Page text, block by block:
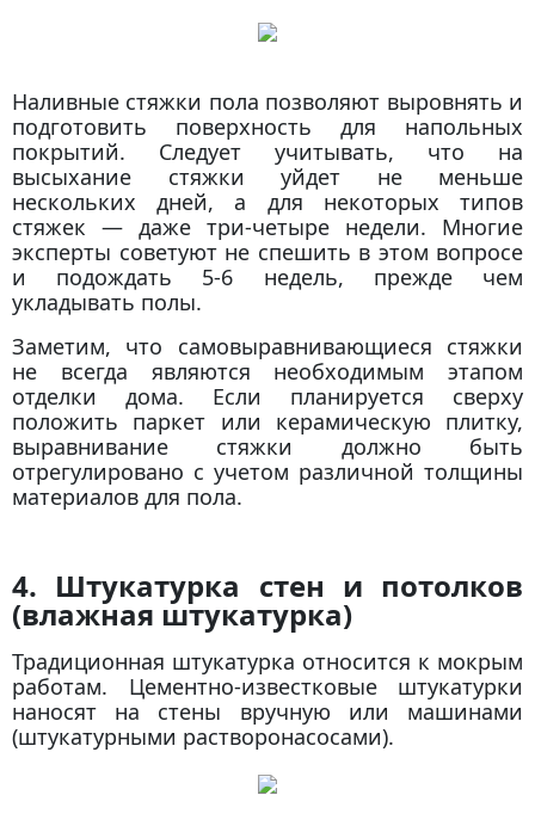
Наливные стяжки пола позволяют выровнять и
подготовить поверхность для напольных
покрытий. Следует учитывать, что на
высыхание стяжки уйдет не меньше
нескольких дней, а для некоторых типов
стяжек — даже три-четыре недели. Многие
эксперты советуют не спешить в этом вопросе
и подождать 5-6 недель, прежде чем
укладывать полы.
Заметим, что самовыравнивающиеся стяжки
не всегда являются необходимым этапом
отделки дома. Если планируется сверху
положить паркет или керамическую плитку,
выравнивание стяжки должно быть
отрегулировано с учетом различной толщины
материалов для пола.
4. Штукатурка стен и потолков
(влажная штукатурка)
Традиционная штукатурка относится к мокрым
работам. Цементно-известковые штукатурки
наносят на стены вручную или машинами
(штукатурными растворонасосами).